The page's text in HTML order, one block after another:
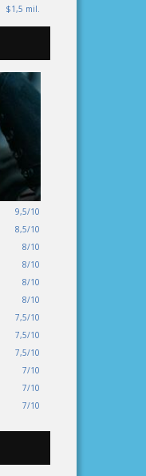
$1,5 mil.
9,5/10
8,5/10
8/10
8/10
8/10
8/10
7,5/10
7,5/10
7,5/10
7/10
7/10
7/10